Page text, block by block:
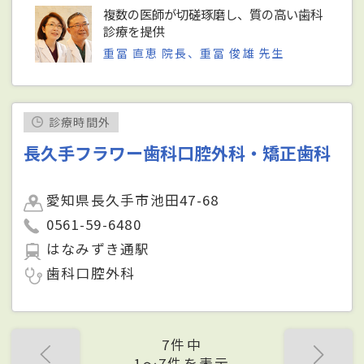
複数の医師が切磋琢磨し、質の高い歯科
診療を提供
重冨 直恵 院長、重冨 俊雄 先生
診療時間外
長久手フラワー歯科口腔外科・矯正歯科
愛知県長久手市池田47-68
0561-59-6480
はなみずき通駅
歯科口腔外科
7件中